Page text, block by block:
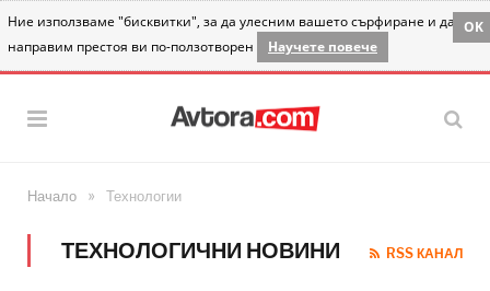
Ние използваме "бисквитки", за да улесним вашето сърфиране и да
направим престоя ви по-ползотворен
Научете повече
OK
Начало » Технологии
ТЕХНОЛОГИЧНИ НОВИНИ RSS КАНАЛ